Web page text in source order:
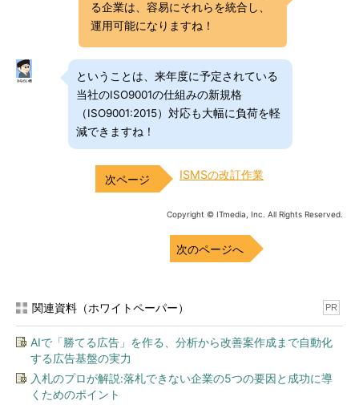
る企業は、容易にそれらを統合し、
運用可能になりますね！
ということは、来年度に予定されている
当社のISO9001の仕組みの新規格
（ISO9001:2015）対応も大幅に負荷を軽
減できますね！
ISMSの改訂作業
Copyright © ITmedia, Inc. All Rights Reserved.
次のページへ
関連資料（ホワイトペーパー） PR
AIで「勝てる広告」を作る、分析から改善案作成まで自動化
する広告基盤の実力
入札のプロが解説:落札できない企業の5つの要因と成功に導
くためのポイント